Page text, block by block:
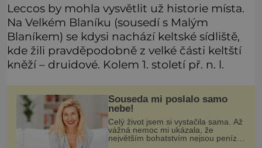
Leccos by mohla vysvětlit už historie místa.
Na Velkém Blaníku (sousedí s Malým
Blaníkem) se kdysi nachází keltské sídliště,
kde žili pravděpodobně z velké části keltští
kněží – druidové. Kolem 1. století př. n. l.
Souseda mi poslalo samo
nebe!
Celý život jsem si vystačila sama. Až
vážná nemoc mi ukázala, že
největším bohatstvím nejsou peníze